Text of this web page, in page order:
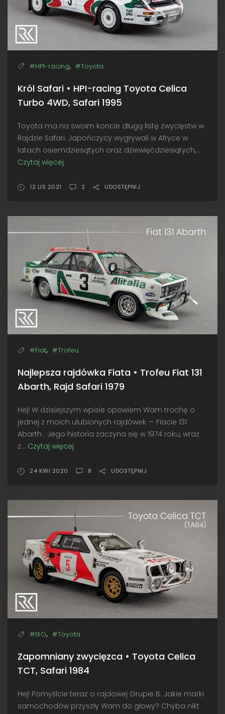
#HPI-racing, #Toyota
Król Safari • HPI-racing Toyota Celica
Turbo 4WD, Safari 1995
Toyota ma na swoim koncie długą listę zwycięstw w
Rajdzie Safari. Japończycy wygrywali w Afryce w
latach osiemdziesątych oraz dziewięćdziesiątych,...
Czytaj więcej
Celica
Turbo
4WD,
Safari
1995
12 LIS 2021 2 UDOSTĘPNIJ
#Fiat, #Trofeu
Najlepsza rajdówka Fiata • Trofeu Fiat 131
Abarth, Rajd Safari 1979
Hej! W dzisiejszym wpisie opowiem Wam trochę o
jednej z moich ulubionych rajdówek — Fiacie 131
Abarth . Jego historia zaczyna się w 1974 roku, wraz
z... Czytaj więcej
Fiata
131
Abarth,
Rajd
Safari
1979
24 KWI 2020 8 UDOSTĘPNIJ
#IXO, #Toyota
Zapomniany zwycięzca • Toyota Celica
TCT, Safari 1984
Hej! Pomyślcie teraz o rajdowej Grupie B. Jakie marki
samochodów przyszły Wam do głowy? Chyba nikt